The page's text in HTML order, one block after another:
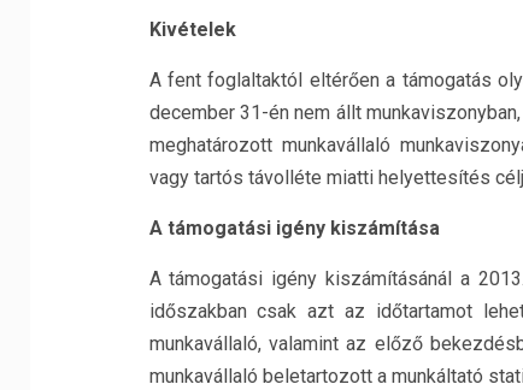
Kivételek
A fent foglaltaktól eltérően a támogatás
december 31-én nem állt
meghatározott munkavállaló
vagy tartós távolléte miatti helyettesítés
A támogatási igény kiszámítása
A támogatási igény kiszámításánál a
időszakban csak azt az időtartamot
munkavállaló, valamint az előző
munkavállaló beletartozott a munkáltató